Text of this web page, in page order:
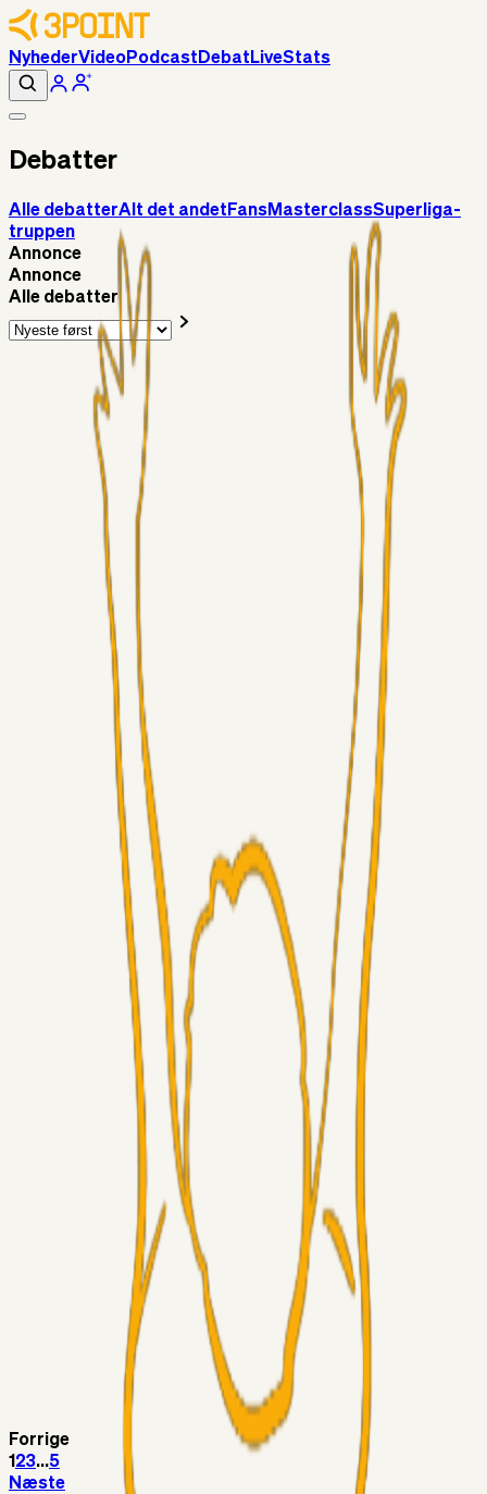
NyhederVideoPodcast Debat LiveStats
Debatter
Alle debatterAlt det andet FansMasterclassSuperliga-
truppen
Annonce
Annonce
Alle debatter
Chrisdinho88 5 timer siden
Horsens - Brøndby billet
Alt det andet
Chrisdinho88
18 timer siden
Bange anelser
GulBlaaPuls
Kommer Jobbe hjem?
Masterclass
05. aug. 2026
Brøndby-TV og u-19
Alt det andet
04. aug. 2026
5. Forudsigelser op til Horsens kampen.
RasmusStephansen
Nørgaards Lever Hug, Skaktræk Mod En Utålmodig
RasmusStephansen
04. aug. 2026
Har GFH løsnet grebet...?
Superliga-truppen
04. aug. 2026
Medie: Tahirovic til Celtic for samlet 6 mio Euro
Superliga-truppen
03. aug. 2026
Kunne Sami Jalal være den næste offensive brik? 🤔💛💙
03. aug. 2026
Superliga-truppen
RasmusStephansen
03. aug. 2026
Olti Hyseni, Bliver Brøndbys Største Salg
Nogensinde…..!!!
02. aug. 2026
Sydsiden mid Viborg
Forrige
1 23...5
Næste